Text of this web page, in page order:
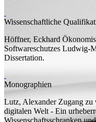
Wissenschaftliche
Höffner, Eckhard
Softwareschutzes Ludwig-
Dissertation.
Monographien
Lutz, Alexander Zugang zu
digitalen Welt - Ein
Wissenschaftsschranken